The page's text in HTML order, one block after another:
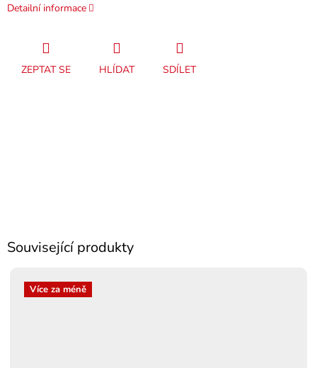
Detailní informace
ZEPTAT SE HLÍDAT SDÍLET
Související produkty
Více za méně